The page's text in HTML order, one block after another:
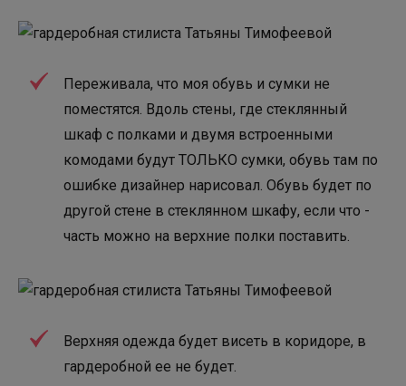
Переживала, что моя обувь и сумки не
поместятся. Вдоль стены, где стеклянный
шкаф с полками и двумя встроенными
комодами будут ТОЛЬКО сумки, обувь там по
ошибке дизайнер нарисовал. Обувь будет по
другой стене в стеклянном шкафу, если что -
часть можно на верхние полки поставить.
Верхняя одежда будет висеть в коридоре, в
гардеробной ее не будет.